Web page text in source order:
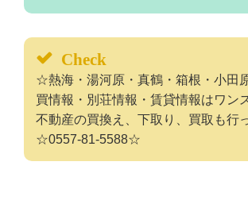
Check
☆熱海・湯河原・真鶴・箱根・小田
買情報・別荘情報・賃貸情報はワン
不動産の買換え、下取り、買取も行
☆0557-81-5588☆